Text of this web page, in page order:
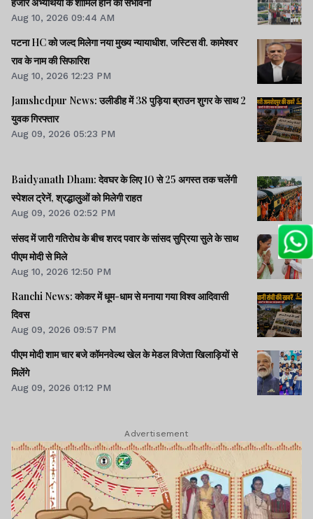
Aug 10, 2026 09:44 AM
पटना HC को जल्द मिलेगा नया मुख्य न्यायाधीश, जस्टिस वी. कामेश्वर
राव के नाम की सिफारिश
Aug 10, 2026 12:23 PM
Jamshedpur News: उलीडीह में 38 पुड़िया ब्राउन शुगर के साथ 2
युवक गिरफ्तार
Aug 09, 2026 05:23 PM
Baidyanath Dham: देवघर के लिए 10 से 25 अगस्त तक चलेंगी
स्पेशल ट्रेनें, श्रद्धालुओं को मिलेगी राहत
Aug 09, 2026 02:52 PM
संसद में जारी गतिरोध के बीच शरद पवार के सांसद सुप्रिया सुले के साथ
पीएम मोदी से मिले
Aug 10, 2026 12:50 PM
Ranchi News: कोकर में धूम-धाम से मनाया गया विश्व आदिवासी
दिवस
Aug 09, 2026 09:57 PM
पीएम मोदी शाम चार बजे कॉमनवेल्थ खेल के मेडल विजेता खिलाड़ियों से
मिलेंगे
Aug 09, 2026 01:12 PM
Advertisement